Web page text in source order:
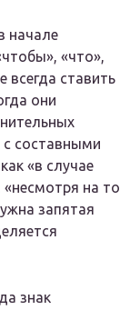
начале
«что»,
всегда ставить
они
с составными
«в случае
на то
запятая
знак